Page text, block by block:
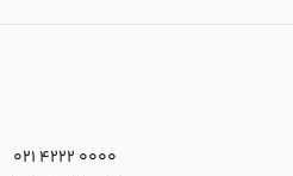
021 4222 0000